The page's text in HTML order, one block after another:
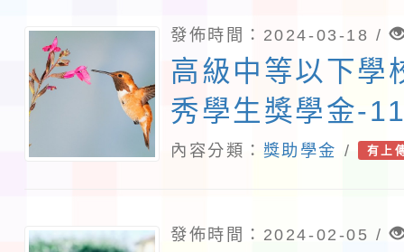
發佈時間：2024-03-18 /
高級中等以下學
秀學生獎學金-
藝優秀獎學金申
內容分類： 獎助學金 / 有上
發佈時間：2024-02-05 /